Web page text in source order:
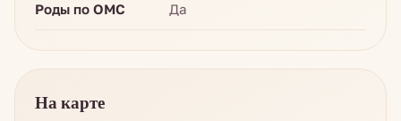
Роды по ОМС Да
На карте